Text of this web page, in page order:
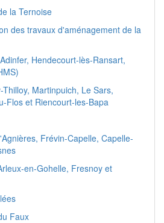
la Ternoise
des travaux d'aménagement de la
Hendecourt-lès-Ransart,
Martinpuich, Le Sars,
Flos et Riencourt-les-Bapa
Frévin-Capelle, Capelle-
en-Gohelle, Fresnoy et
Faux